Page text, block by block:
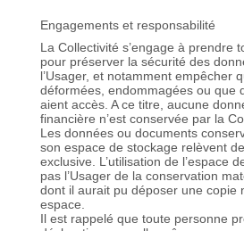
Engagements et responsabilité
La Collectivité s’engage à prendre
pour préserver la sécurité des
l’Usager, et notamment empêcher
déformées, endommagées ou que
aient accès. A ce titre, aucune
financière n’est conservée par la
Les données ou documents
son espace de stockage relèvent
exclusive. L’utilisation de l’espace
pas l’Usager de la conservation
dont il aurait pu déposer une copie
espace.
Il est rappelé que toute personne